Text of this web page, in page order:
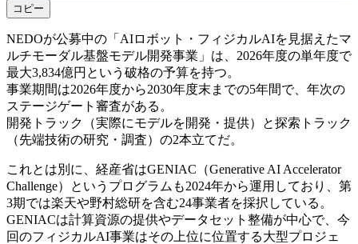
コピー
NEDOが公募中の「AIロボット・フィジカルAIを見据えたマ
ルチモーダル基盤モデル開発事業」は、2026年度の単年度で
最大3,834億円という破格の予算を持つ。
事業期間は2026年度から2030年度末までの5年間で、年次の
ステージゲート審査がある。
開発トラック（実際にモデルを開発・提供）と探索トラック
（先端技術の研究・調査）の2本立てだ。
これとは別に、経産省はGENIAC（Generative AI Accelerator
Challenge）というプログラムも2024年から運用しており、第
3期では楽天や野村総研を含む24事業者を採択している。
GENIACは計算資源の提供やデータセット整備が中心で、今
回のフィジカルAI事業はその上位に位置する大型プロジェ